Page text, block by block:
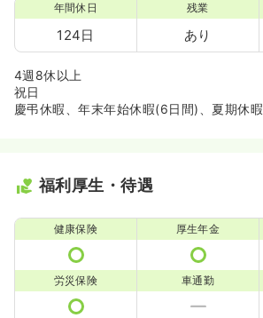
年間休日
124日
残業
あり
4週8休以上
祝日
慶弔休暇、年末年始休暇(6日間)、夏期休
福利厚生・待遇
健康保険 厚生年金
労災保険 車通勤